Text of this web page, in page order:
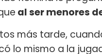
al ser menores
más tarde,
lo mismo a la